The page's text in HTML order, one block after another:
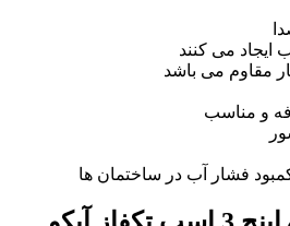
ایجاد می کنند
مقاوم می باشد
و مناسب
فشار آب در ساختمان ها